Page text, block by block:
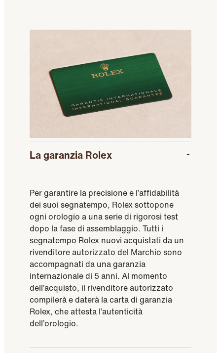
La garanzia Rolex
Per garantire la precisione e l’affidabilità
dei suoi segnatempo, Rolex sottopone
ogni orologio a una serie di rigorosi test
dopo la fase di assemblaggio. Tutti i
segnatempo Rolex nuovi acquistati da un
rivenditore autorizzato del Marchio sono
accompagnati da una garanzia
internazionale di 5 anni. Al momento
dell’acquisto, il rivenditore autorizzato
compilerà e daterà la carta di garanzia
Rolex, che attesta l’autenticità
dell’orologio.